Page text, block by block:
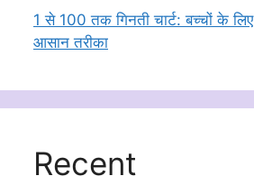
1 से 100 तक गिनती चार्ट: बच्चों के लिए
आसान तरीका
Recent